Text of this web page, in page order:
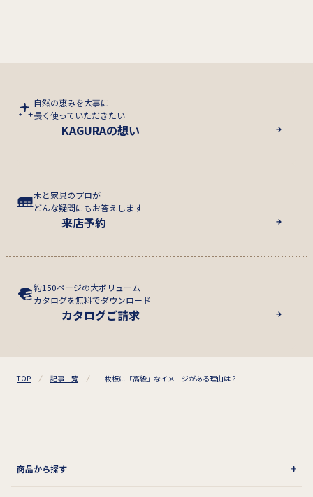
自然の恵みを大事に
長く使っていただきたい
KAGURAの想い
木と家具のプロが
どんな疑問にもお答えします
来店予約
約150ページの大ボリューム
カタログを無料でダウンロード
カタログご請求
TOP 記事一覧 一枚板に「高級」なイメージがある理由は？
商品から探す